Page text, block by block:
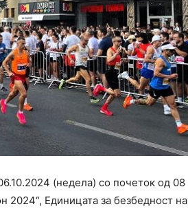
(недела) со почеток од 08
2024“, Единицата за безбедност на